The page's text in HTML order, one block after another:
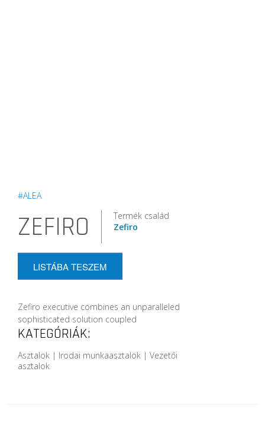
#ALEA
ZEFIRO
Termék család
Zefiro
LISTÁBA TESZEM
Zefiro executive combines an unparalleled
sophisticated solution coupled
KATEGÓRIÁK:
Asztalok | Irodai munkaasztalok | Vezetői
asztalok